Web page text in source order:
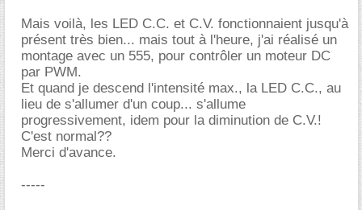
Mais voilà, les LED C.C. et C.V. fonctionnaient jusqu'à
présent très bien... mais tout à l'heure, j'ai réalisé un
montage avec un 555, pour contrôler un moteur DC
par PWM.
Et quand je descend l'intensité max., la LED C.C., au
lieu de s'allumer d'un coup... s'allume
progressivement, idem pour la diminution de C.V.!
C'est normal??
Merci d'avance.
-----